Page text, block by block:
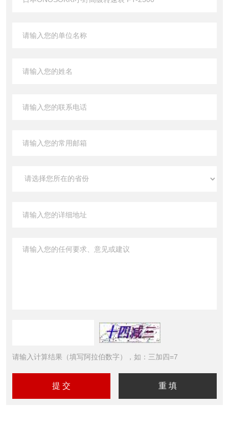
请输入计算结果（填写阿拉伯数字），如：三加四=7